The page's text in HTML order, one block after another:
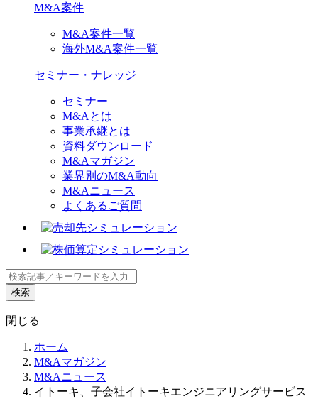
M&A案件
M&A案件一覧
海外M&A案件一覧
セミナー・ナレッジ
セミナー
M&Aとは
事業承継とは
資料ダウンロード
M&Aマガジン
業界別のM&A動向
M&Aニュース
よくあるご質問
+
閉じる
ホーム
M&Aマガジン
M&Aニュース
イトーキ、子会社イトーキエンジニアリングサービス